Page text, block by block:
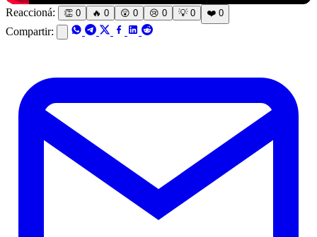
Reaccioná: 👏 0 🔥 0 😲 0 😢 0 💡 0 ❤️ 0
Compartir: